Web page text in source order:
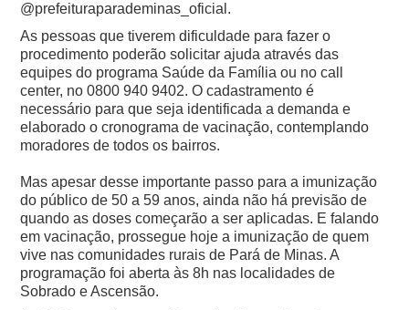
@prefeituraparademinas_oficial.
As pessoas que tiverem dificuldade para fazer o
procedimento poderão solicitar ajuda através das
equipes do programa Saúde da Família ou no call
center, no 0800 940 9402.O cadastramento é
necessário para que seja identificada a demanda e
elaborado o cronograma de vacinação, contemplando
moradores de todos os bairros.
Mas apesar desse importante passo para a imunização
do público de 50 a 59 anos, ainda não há previsão de
quando as doses começarão a ser aplicadas. E falando
em vacinação, prossegue hoje a imunização de quem
vive nas comunidades rurais de Pará de Minas. A
programação foi aberta às 8h nas localidades de
Sobrado e Ascensão.